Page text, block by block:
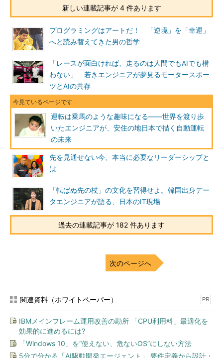
「将来、運転は乗馬のような趣味になり、一部の人が楽しむた
移民の記憶 「煉獄」のドバイと「奇妙な」インドの教育
アルジュン氏のこうした冷徹かつ多角的な視点は、彼が人生を
通じて「常に移民であった」という記憶に由来する。
インド系のアルジュン氏だが、両親の仕事の関係で生まれは中
東のドバイ。12歳まで過ごした。だがドバイは、彼にとって愛着
を持って振り返る「故郷」ではなかった。
「ドバイは『故郷（ホーム）』とは呼べない場所ですね。ネイ
ティブ以外の人にとっては、マカオや香港、シンガポールのよう
な過渡的な場所です。サンフランシスコのような『リミナル・ス
ペース（境界上の空間）』であり、カトリックで言うところの
『煉獄（れんごく：プルガトリオ）』のような、天国か地獄か神
の裁きを待つ間の中間地帯です」
両親は20年間近くドバイで暮らしていたが、永住権は得られな
かった。そこに2008年の世界金融危機が起こり、金融機関に勤
新しい連載記事が 4 件あります
プログラミングはアートだ！ 「逆境」を「幸運」
へと読み替えてきた男の哲学
「レースが面白ければ、走るのは人間でもAIでも構
わない」 若きエンジニアが夢見るモータースポー
ツとAIの共存
運転は乗馬のような趣味になる――世界を渡り歩
いたエンジニアが、安住の地日本で描く自動運転
の未来
先を見通せない今、本当に必要なリーダーシップと
は
「転ばぬ先の杖」の文化を習得せよ。韓国出身デー
タエンジニアが語る、日本のIT現場
過去の連載記事が 182 件あります
次のページへ
関連資料（ホワイトペーパー） PR
IBMメインフレーム運用改善の勘所 「CPU利用料」最適化を
効果的に進めるには?
「Windows 10」を“使えない、危ないOS”にしない方法
5分で分かる「AI駆動開発エージェント」 要件定義から設計・